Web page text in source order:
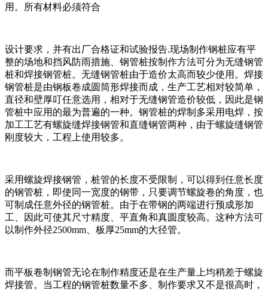
用。所有材料必须符合
设计要求，并有出厂合格证和试验报告.现场制作钢桩应有平
整的场地和挡风防雨措施、钢管桩按制作方法可分为无缝钢管
桩和焊接钢管桩。无缝钢管桩由于造价太高而较少使用。焊接
钢管桩是由钢板卷成圆筒形焊接而成，生产工艺相对较简单，
直径和壁厚叮任意选用，相对于无缝钢管造价较低，因此是钢
管桩中应用的最为普遍的一种。钢管桩的焊制多采用电焊，按
加工工艺有螺旋缝焊接钢管和直缝钢管两种，由于螺旋缝钢管
刚度较大，工程上使用较多。
采用螺旋焊接钢管，桩管的长度不受限制，可以得到任意长度
的钢管桩，即使同一宽度的钢带，只要调节螺旋卷的角度，也
可制成任意外径的钢管桩。由于在带钢的两端进行预成形加
工、因此可使其尺寸精度、平直角和真圆度较高。这种方法可
以制作外径2500mm、板厚25mm的大径管。
而平板卷制钢管无论在制作精度还是在生产量上均稍差于螺旋
焊接管。当工程的钢管桩数量不多、制作要求又不是很高时，